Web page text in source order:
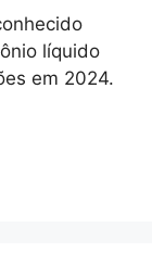
líquido
em 2024.